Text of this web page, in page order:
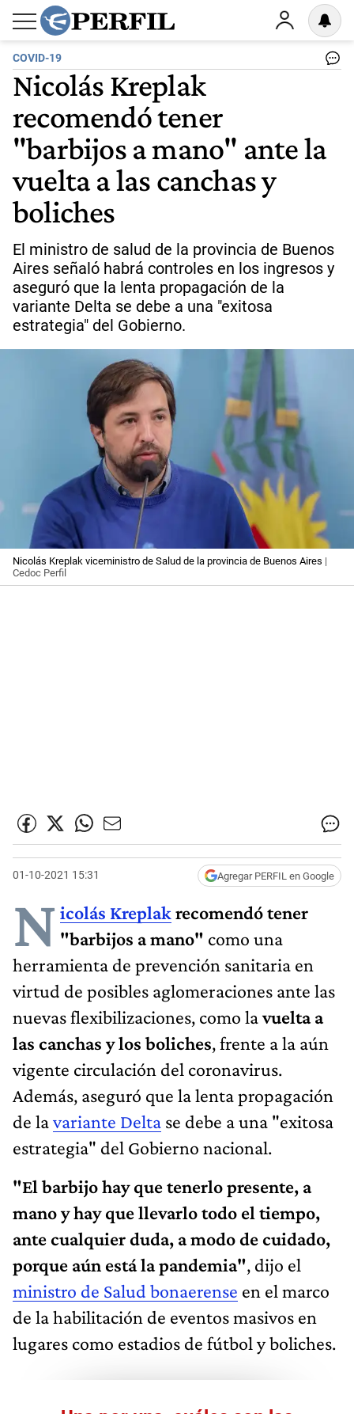
COVID-19
Nicolás Kreplak
recomendó tener
"barbijos a mano" ante la
vuelta a las canchas y
boliches
El ministro de salud de la provincia de Buenos
Aires señaló habrá controles en los ingresos y
aseguró que la lenta propagación de la
variante Delta se debe a una "exitosa
estrategia" del Gobierno.
Nicolás Kreplak viceministro de Salud de la provincia de Buenos Aires |
Cedoc Perfil
01-10-2021 15:31 Agregar PERFIL en Google
N icolás Kreplak recomendó tener
"barbijos a mano" como una
herramienta de prevención sanitaria en
virtud de posibles aglomeraciones ante las
nuevas flexibilizaciones, como lavuelta a
las canchas y los boliches, frente a la aún
vigente circulación del coronavirus.
Además, aseguró que la lenta propagación
de lavariante Delta se debe a una "exitosa
estrategia" del Gobierno nacional.
"El barbijo hay que tenerlo presente, a
mano y hay que llevarlo todo el tiempo,
ante cualquier duda, a modo de cuidado,
porque aún está la pandemia", dijo el
ministro de Salud bonaerense en el marco
de la habilitación de eventos masivos en
lugares como estadios de fútbol y boliches.